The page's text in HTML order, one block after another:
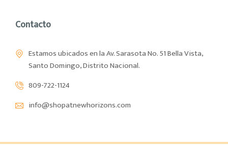
Contacto
Estamos ubicados en la Av. Sarasota No. 51 Bella Vista,
Santo Domingo, Distrito Nacional.
809-722-1124
info@shopatnewhorizons.com